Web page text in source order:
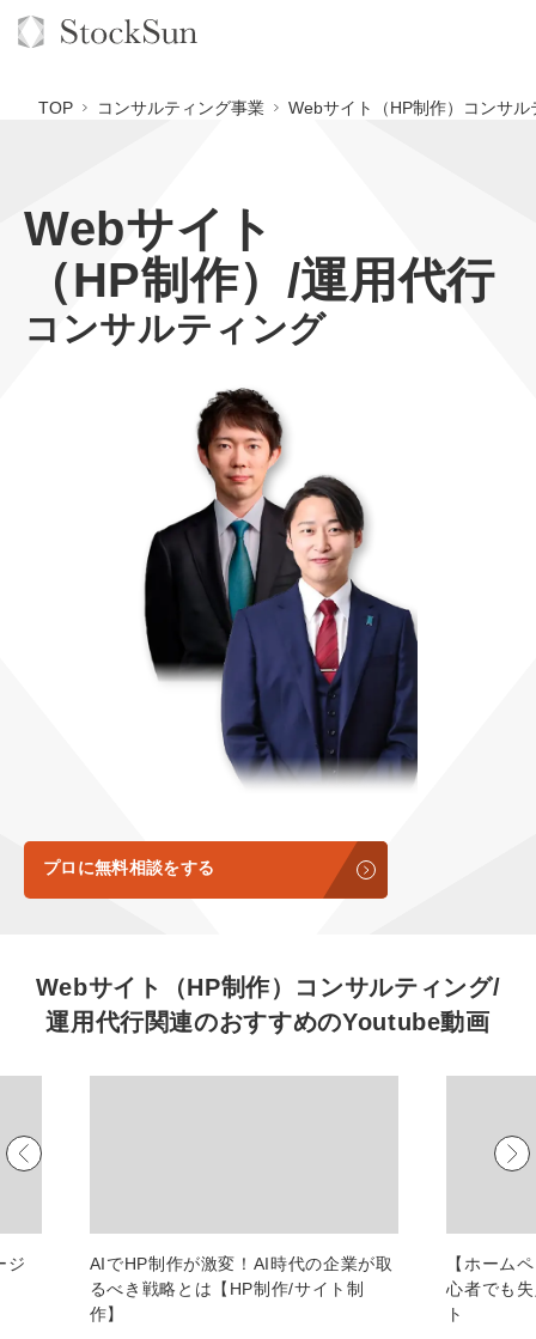
オーダーメイド支援
TOP
コンサルタント一覧
BPO支援
定額制Webマーケティング代行『マキトルくん』
定額制採用代行・RPO『トルトルくん』
営業改善特化の動画制作『動画でカリトルくん』
定額LINE運用代行『LINEマキトルくん』
オリジナルサービス
拡散付1日密着動画制作『まるごと社長』
1本無料で記事を制作『SEOトライアル』
定額制LP制作・改善『最強LP』
採用YouTubeチャンネル構築『トリトル』
オンラインサロン
YouTubeディレクター
ミッション・ビジョン・バリュー
代表メッセージ（岩野圭佑）
取締役メッセージ（株本祐己）
動画ディレクター
正社員
マーケマネージャー
カスタマーサクセスマネージャー
内部監査室長
募集要項一覧
TOP コンサルティング事業 Webサイト（HP制作）コンサ
Webサイト
（HP制作）/運用代行
コンサルティング
プロに無料相談をする
Webサイト（HP制作）コンサルティング/
運用代行関連のおすすめのYoutube動画
ジ
AIでHP制作が激変！AI時代の企業が取
るべき戦略とは【HP制作/サイト制
作】
【ホーム
心者でも
ト